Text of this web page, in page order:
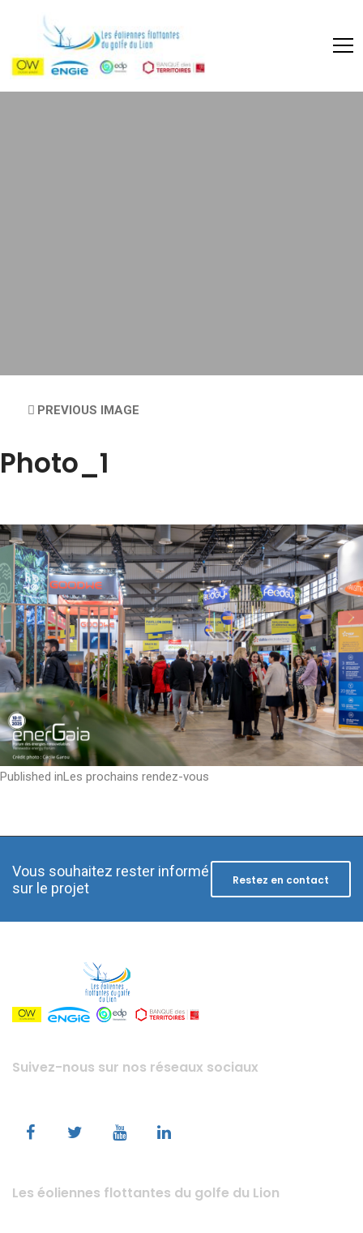
PREVIOUS IMAGE
Photo_1
Post
Published inLes prochains rendez-vous
Vous souhaitez rester informé
sur le projet
Restez en contact
Suivez-nous sur nos réseaux sociaux
Les éoliennes flottantes du golfe du Lion